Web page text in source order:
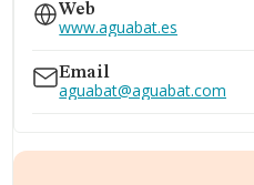
Web
www.aguabat.es
Email
aguabat@aguabat.com